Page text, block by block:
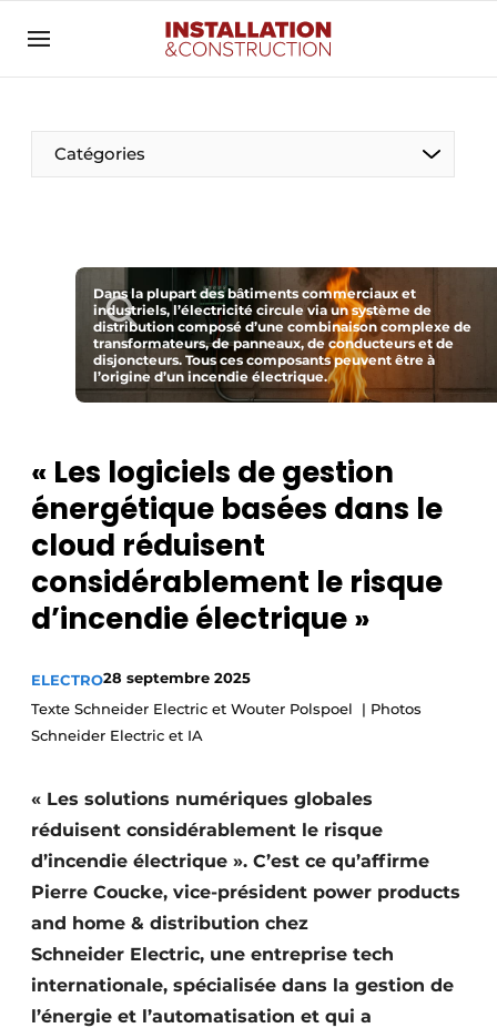
Contact
Contact direct
EntreprisesMerci de votre inscription
S’inscrire
Home
Meest gelezen
Newsletter
Privacy / Cookie statement
S’inscrire à l’événement
S’inscrire
Termes et conditions
Video’s
Catégories
Électricité
Smart homes
Dans la plupart des bâtiments commerciaux et
industriels, l’électricité circule via un système de
distribution composé d’une combinaison complexe de
transformateurs, de panneaux, de conducteurs et de
disjoncteurs. Tous ces composants peuvent être à
l’origine d’un incendie électrique.
« Les logiciels de gestion
énergétique basées dans le
cloud réduisent
considérablement le risque
d’incendie électrique »
ELECTRO28 septembre 2025
Texte Schneider Electric et Wouter Polspoel | Photos
Schneider Electric et IA
« Les solutions numériques globales
réduisent considérablement le risque
d’incendie électrique ». C’est ce qu’affirme
Pierre Coucke, vice-président power products
and home & distribution chez
Schneider Electric, une entreprise tech
internationale, spécialisée dans la gestion de
l’énergie et l’automatisation et qui a